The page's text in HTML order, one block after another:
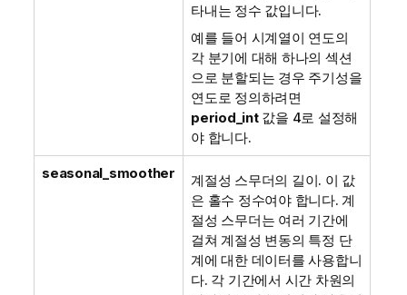
타내는 정수 값입니다.
예를 들어 시계열이 연도의
각 분기에 대해 하나의 섹션
으로 분할되는 경우 주기성을
연도로 정의하려면
period_int값을 4로 설정해
야 합니다.
seasonal_smoother
계절성 스무더의 길이. 이 값
은 홀수 정수여야 합니다. 계
절성 스무더는 여러 기간에
걸쳐 계절성 변동의 특정 단
계에 대한 데이터를 사용합니
다. 각 기간에서 시간 차원의